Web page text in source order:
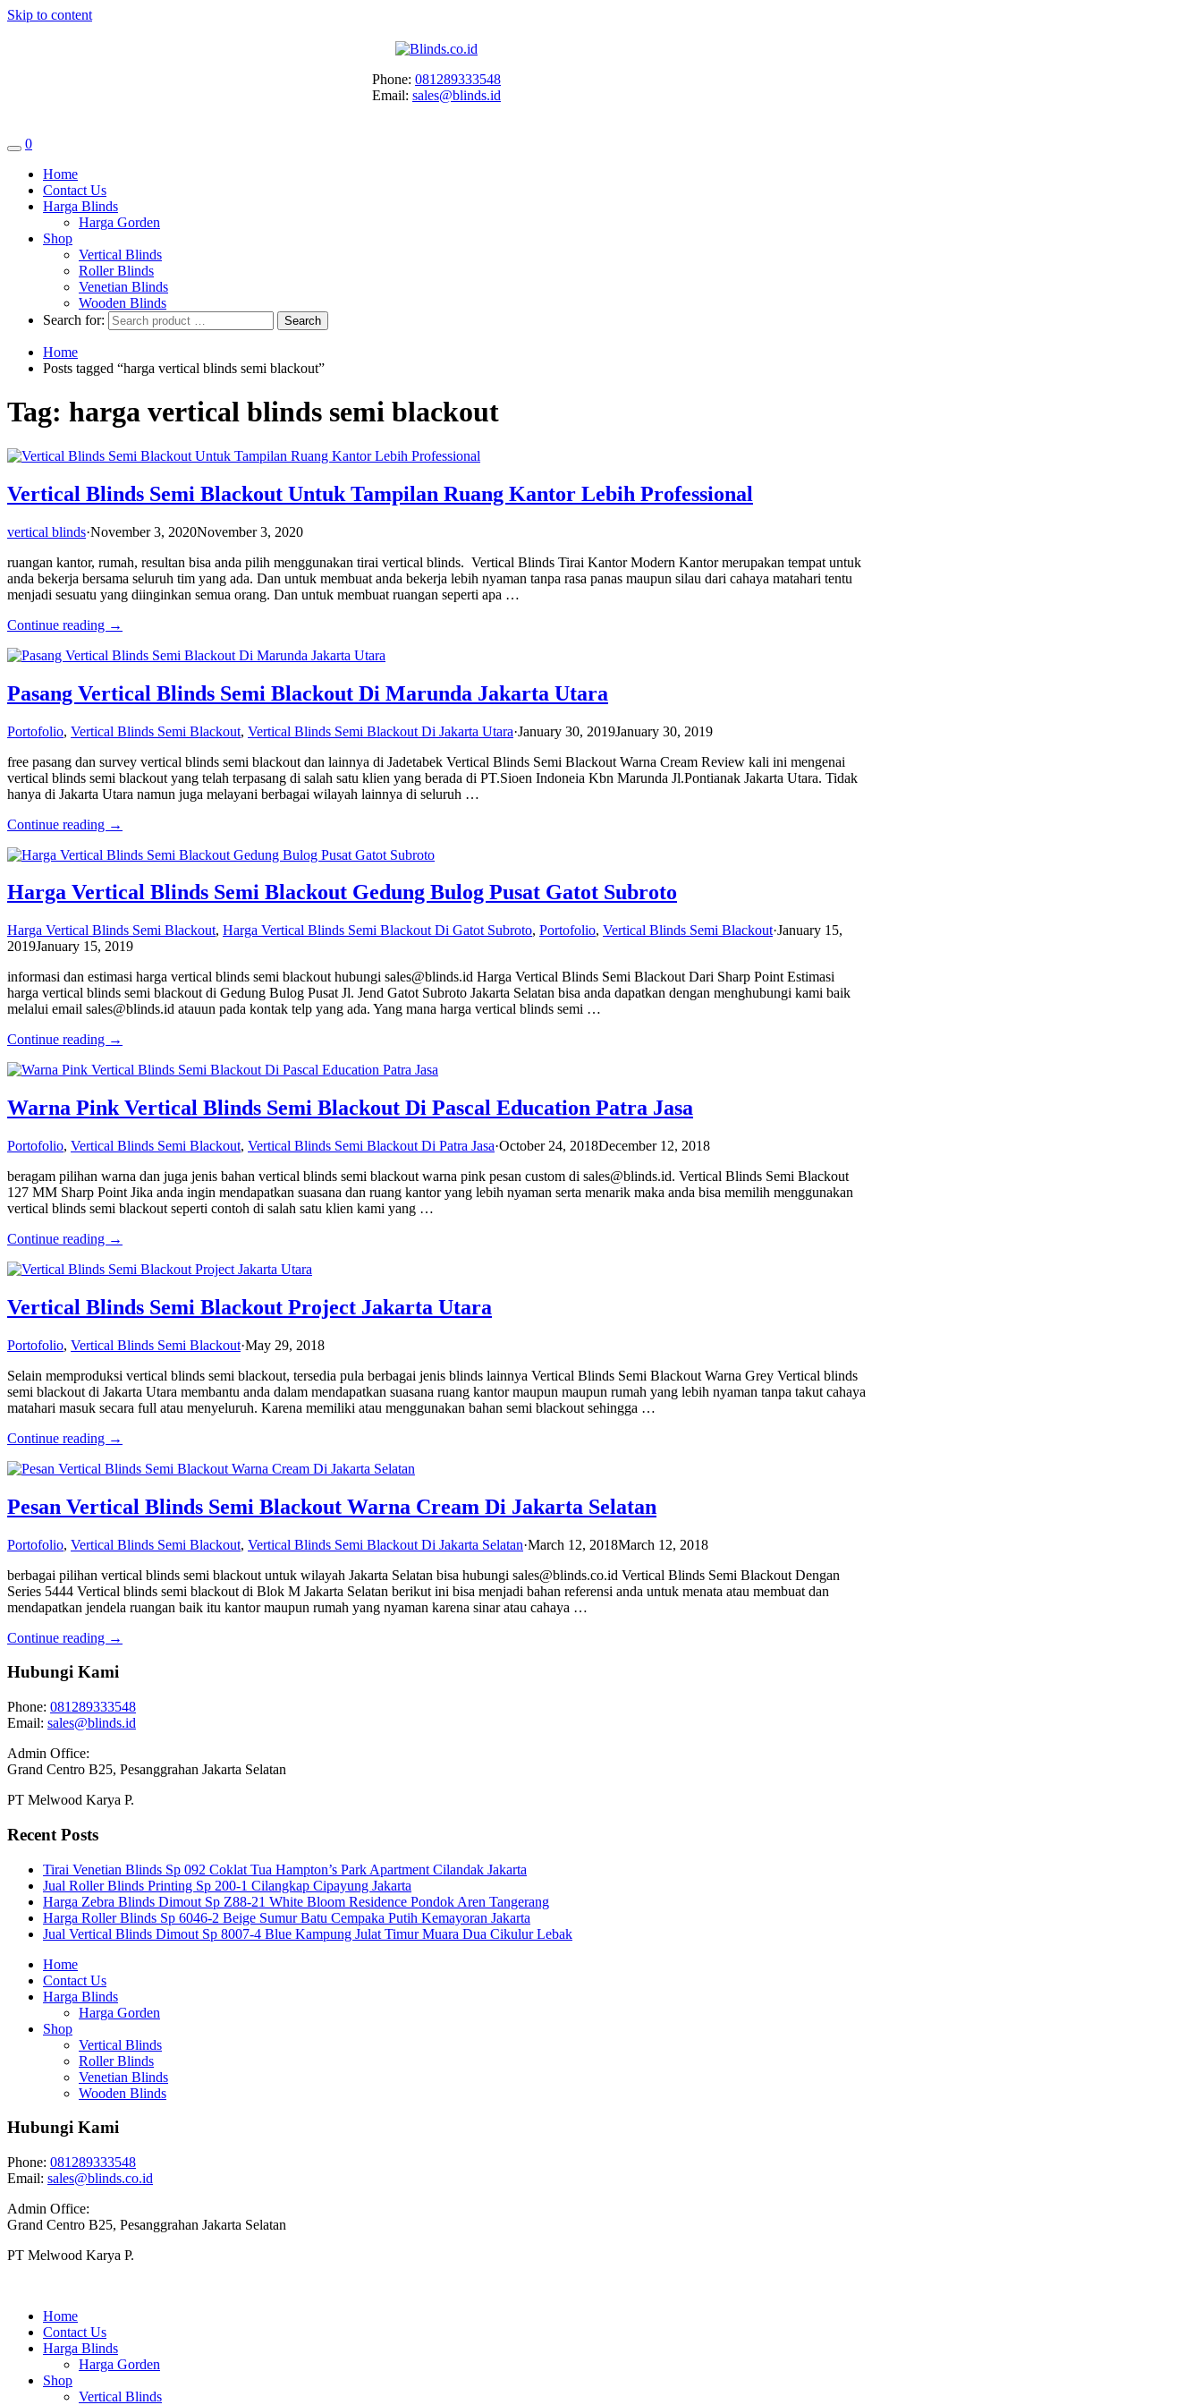
Skip to content
Phone: 081289333548
Email: sales@blinds.id
0
Home
Contact Us
Harga Blinds
Harga Gorden
Shop
Vertical Blinds
Roller Blinds
Venetian Blinds
Wooden Blinds
Search for:
Home
Posts tagged “harga vertical blinds semi blackout”
Tag: harga vertical blinds semi blackout
Vertical Blinds Semi Blackout Untuk Tampilan Ruang Kantor Lebih Professional
vertical blinds·November 3, 2020November 3, 2020
ruangan kantor, rumah, resultan bisa anda pilih menggunakan tirai vertical blinds. Vertical Blinds Tirai Kantor Modern Kantor merupakan tempat untuk
anda bekerja bersama seluruh tim yang ada. Dan untuk membuat anda bekerja lebih nyaman tanpa rasa panas maupun silau dari cahaya matahari tentu
menjadi sesuatu yang diinginkan semua orang. Dan untuk membuat ruangan seperti apa …
Continue reading →
Pasang Vertical Blinds Semi Blackout Di Marunda Jakarta Utara
Portofolio, Vertical Blinds Semi Blackout, Vertical Blinds Semi Blackout Di Jakarta Utara·January 30, 2019January 30, 2019
free pasang dan survey vertical blinds semi blackout dan lainnya di Jadetabek Vertical Blinds Semi Blackout Warna Cream Review kali ini mengenai
vertical blinds semi blackout yang telah terpasang di salah satu klien yang berada di PT.Sioen Indoneia Kbn Marunda Jl.Pontianak Jakarta Utara. Tidak
hanya di Jakarta Utara namun juga melayani berbagai wilayah lainnya di seluruh …
Continue reading →
Harga Vertical Blinds Semi Blackout Gedung Bulog Pusat Gatot Subroto
Harga Vertical Blinds Semi Blackout, Harga Vertical Blinds Semi Blackout Di Gatot Subroto, Portofolio, Vertical Blinds Semi Blackout·January 15,
2019January 15, 2019
informasi dan estimasi harga vertical blinds semi blackout hubungi sales@blinds.id Harga Vertical Blinds Semi Blackout Dari Sharp Point Estimasi
harga vertical blinds semi blackout di Gedung Bulog Pusat Jl. Jend Gatot Subroto Jakarta Selatan bisa anda dapatkan dengan menghubungi kami baik
melalui email sales@blinds.id atauun pada kontak telp yang ada. Yang mana harga vertical blinds semi …
Continue reading →
Warna Pink Vertical Blinds Semi Blackout Di Pascal Education Patra Jasa
Portofolio, Vertical Blinds Semi Blackout, Vertical Blinds Semi Blackout Di Patra Jasa·October 24, 2018December 12, 2018
beragam pilihan warna dan juga jenis bahan vertical blinds semi blackout warna pink pesan custom di sales@blinds.id. Vertical Blinds Semi Blackout
127 MM Sharp Point Jika anda ingin mendapatkan suasana dan ruang kantor yang lebih nyaman serta menarik maka anda bisa memilih menggunakan
vertical blinds semi blackout seperti contoh di salah satu klien kami yang …
Continue reading →
Vertical Blinds Semi Blackout Project Jakarta Utara
Portofolio, Vertical Blinds Semi Blackout·May 29, 2018
Selain memproduksi vertical blinds semi blackout, tersedia pula berbagai jenis blinds lainnya Vertical Blinds Semi Blackout Warna Grey Vertical blinds
semi blackout di Jakarta Utara membantu anda dalam mendapatkan suasana ruang kantor maupun maupun rumah yang lebih nyaman tanpa takut cahaya
matahari masuk secara full atau menyeluruh. Karena memiliki atau menggunakan bahan semi blackout sehingga …
Continue reading →
Pesan Vertical Blinds Semi Blackout Warna Cream Di Jakarta Selatan
Portofolio, Vertical Blinds Semi Blackout, Vertical Blinds Semi Blackout Di Jakarta Selatan·March 12, 2018March 12, 2018
berbagai pilihan vertical blinds semi blackout untuk wilayah Jakarta Selatan bisa hubungi sales@blinds.co.id Vertical Blinds Semi Blackout Dengan
Series 5444 Vertical blinds semi blackout di Blok M Jakarta Selatan berikut ini bisa menjadi bahan referensi anda untuk menata atau membuat dan
mendapatkan jendela ruangan baik itu kantor maupun rumah yang nyaman karena sinar atau cahaya …
Continue reading →
Hubungi Kami
Phone: 081289333548
Email: sales@blinds.id
Admin Office:
Grand Centro B25, Pesanggrahan Jakarta Selatan
PT Melwood Karya P.
Recent Posts
Tirai Venetian Blinds Sp 092 Coklat Tua Hampton’s Park Apartment Cilandak Jakarta
Jual Roller Blinds Printing Sp 200-1 Cilangkap Cipayung Jakarta
Harga Zebra Blinds Dimout Sp Z88-21 White Bloom Residence Pondok Aren Tangerang
Harga Roller Blinds Sp 6046-2 Beige Sumur Batu Cempaka Putih Kemayoran Jakarta
Jual Vertical Blinds Dimout Sp 8007-4 Blue Kampung Julat Timur Muara Dua Cikulur Lebak
Home
Contact Us
Harga Blinds
Harga Gorden
Shop
Vertical Blinds
Roller Blinds
Venetian Blinds
Wooden Blinds
Hubungi Kami
Phone: 081289333548
Email: sales@blinds.co.id
Admin Office:
Grand Centro B25, Pesanggrahan Jakarta Selatan
PT Melwood Karya P.
Home
Contact Us
Harga Blinds
Harga Gorden
Shop
Vertical Blinds